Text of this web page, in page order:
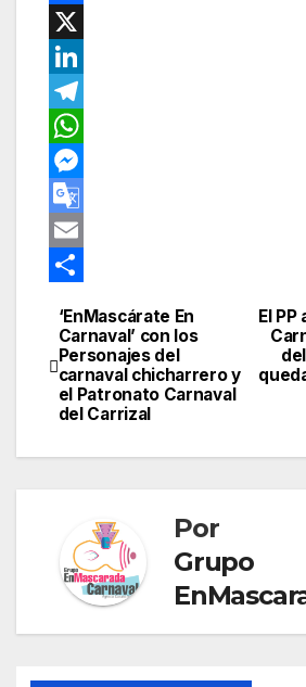
n
e
r
e
s
F
a
c
e
b
o
o
k
X
L
n
k
e
d
T
e
e
g
m
W
h
a
A
p
M
e
s
n
G
o
l
t
E
im
Navegación
de
entradas
El
‘EnMascárate En
Carnaval’ con los
Personajes del
carnaval chicharrero y
el Patronato Carnaval
del Carrizal
Por
Grupo